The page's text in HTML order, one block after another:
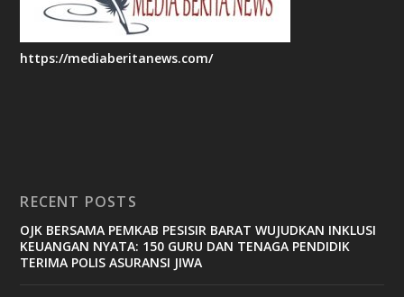
https://mediaberitanews.com/
RECENT POSTS
OJK BERSAMA PEMKAB PESISIR BARAT WUJUDKAN INKLUSI
KEUANGAN NYATA: 150 GURU DAN TENAGA PENDIDIK
TERIMA POLIS ASURANSI JIWA